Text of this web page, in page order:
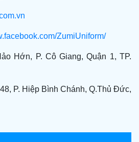
ZumiUniform/
P. Cô Giang, Quận 1, TP.
Hiệp Bình Chánh, Q.Thủ Đức,